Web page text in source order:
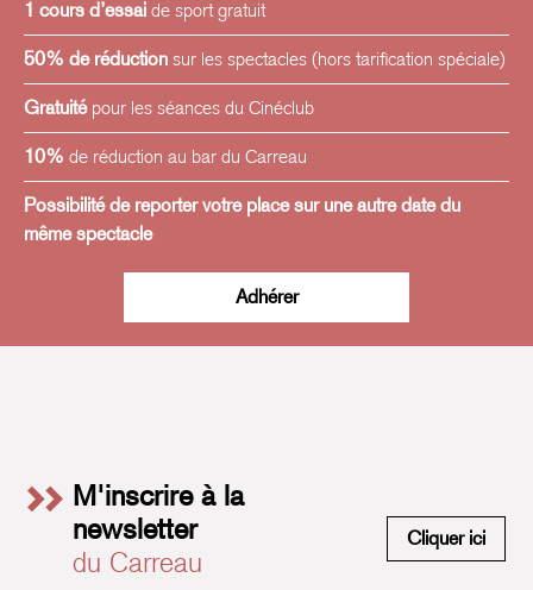
1 cours d’essai de sport gratuit
50% de réduction sur les spectacles (hors tarification spéciale)
Gratuitépour les séances du Cinéclub
10% de réduction au bar du Carreau
Possibilité de reporter votre place sur une autre date du
même spectacle
Adhérer
M'inscrire à la
newsletter
du Carreau
Cliquer ici